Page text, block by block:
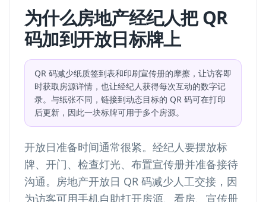
为什么房地产经纪人把 QR
码加到开放日标牌上
QR 码减少纸质签到表和印刷宣传册的摩擦，让访客即
时获取房源详情，也让经纪人获得每次互动的数字记
录。与纸张不同，链接到动态目标的 QR 码可在打印
后更新，因此一块标牌可用于多个房源。
开放日准备时间通常很紧。经纪人要摆放标
牌、开门、检查灯光、布置宣传册并准备接待
沟通。房地产开放日 QR 码减少人工交接，因
为访客可用手机自助打开房源、看房、宣传册